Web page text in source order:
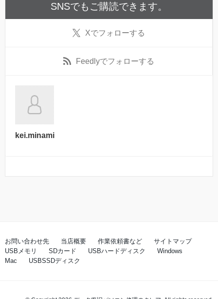
SNSでもご購読できます。
Xでフォローする
Feedlyでフォローする
kei.minami
お問い合わせ先 当店概要 作業依頼書など
サイトマップ
USBメモリ
SDカード USBハードディスク
Windows
Mac
USBSSDディスク